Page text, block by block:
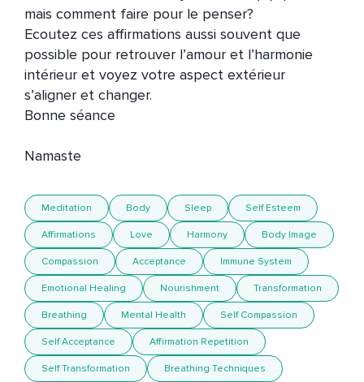
mais comment faire pour le penser?
Ecoutez ces affirmations aussi souvent que
possible pour retrouver l’amour et l’harmonie
intérieur et voyez votre aspect extérieur
s’aligner et changer.
Bonne séance
Meditation Body Sleep Self Esteem
Affirmations Love Harmony Body Image
Compassion Acceptance Immune System
Emotional Healing Nourishment Transformation
Breathing Mental Health Self Compassion
Self Acceptance Affirmation Repetition
Self Transformation Breathing Techniques